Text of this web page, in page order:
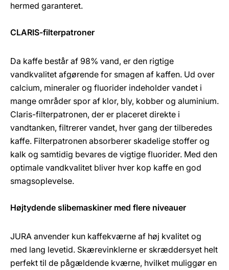
hermed garanteret.
CLARIS-filterpatroner
Da kaffe består af 98% vand, er den rigtige
vandkvalitet afgørende for smagen af kaffen. Ud over
calcium, mineraler og fluorider indeholder vandet i
mange områder spor af klor, bly, kobber og aluminium.
Claris-filterpatronen, der er placeret direkte i
vandtanken, filtrerer vandet, hver gang der tilberedes
kaffe. Filterpatronen absorberer skadelige stoffer og
kalk og samtidig bevares de vigtige fluorider. Med den
optimale vandkvalitet bliver hver kop kaffe en god
smagsoplevelse.
Højtydende slibemaskiner med flere niveauer
JURA anvender kun kaffekværne af høj kvalitet og
med lang levetid. Skærevinklerne er skræddersyet helt
perfekt til de pågældende kværne, hvilket muliggør en